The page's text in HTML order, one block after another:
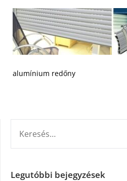
alumínium redőny
Legutóbbi bejegyzések